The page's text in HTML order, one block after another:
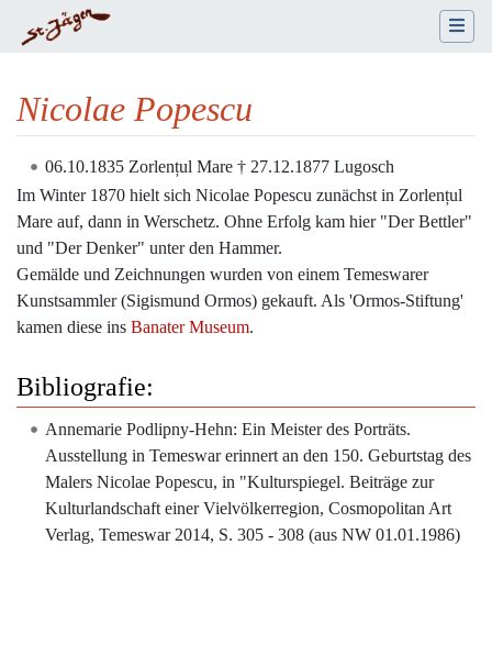
Nicolae Popescu
Wechseln zu:Navigation, Suche
06.10.1835 Zorlențul Mare † 27.12.1877 Lugosch
Im Winter 1870 hielt sich Nicolae Popescu zunächst in Zorlențul
Mare auf, dann in Werschetz. Ohne Erfolg kam hier "Der Bettler"
und "Der Denker" unter den Hammer.
Gemälde und Zeichnungen wurden von einem Temeswarer
Kunstsammler (Sigismund Ormos) gekauft. Als 'Ormos-Stiftung'
kamen diese ins Banater Museum.
Bibliografie:
Annemarie Podlipny-Hehn: Ein Meister des Porträts.
Ausstellung in Temeswar erinnert an den 150. Geburtstag des
Malers Nicolae Popescu, in "Kulturspiegel. Beiträge zur
Kulturlandschaft einer Vielvölkerregion, Cosmopolitan Art
Verlag, Temeswar 2014, S. 305 - 308 (aus NW 01.01.1986)